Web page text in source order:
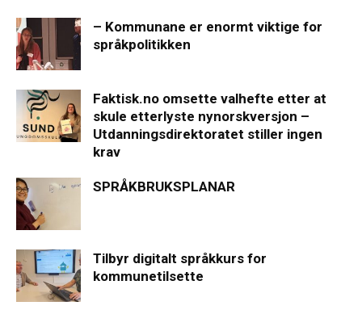
– Kommunane er enormt viktige for
språkpolitikken
Faktisk.no omsette valhefte etter at
skule etterlyste nynorskversjon –
Utdanningsdirektoratet stiller ingen
krav
SPRÅKBRUKSPLANAR
Tilbyr digitalt språkkurs for
kommunetilsette